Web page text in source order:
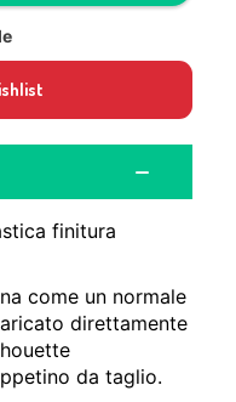
finitura
come un normale
direttamente
da taglio.